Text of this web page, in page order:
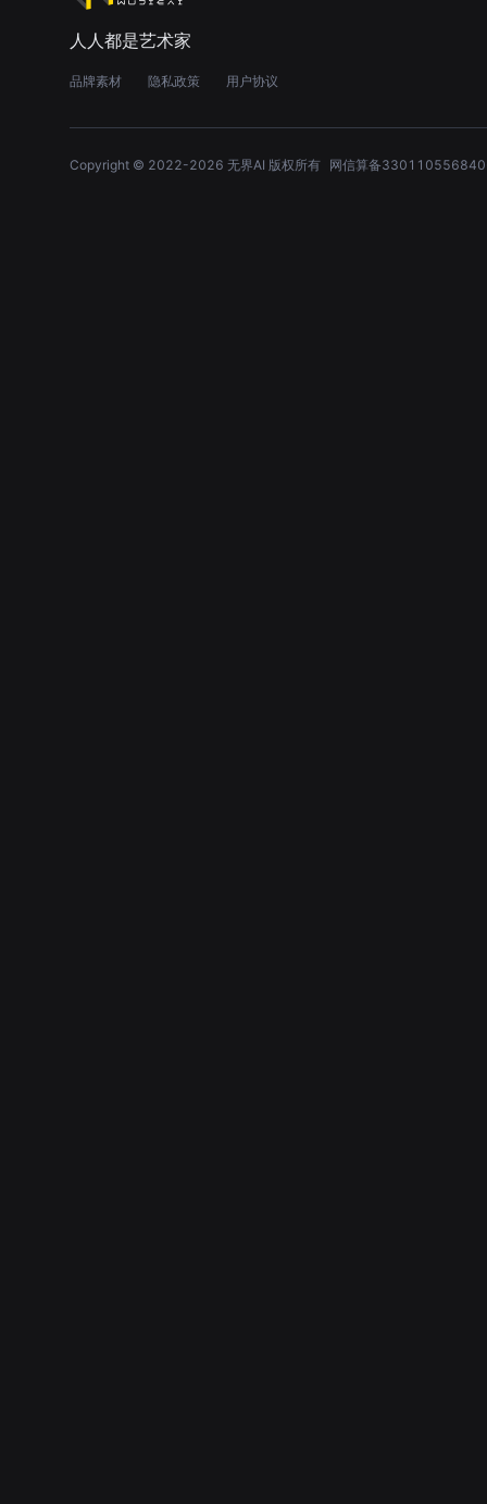
人人都是艺术家
品牌素材 隐私政策 用户协议
Copyright © 2022-2026 无界AI 版权所有 网信算备